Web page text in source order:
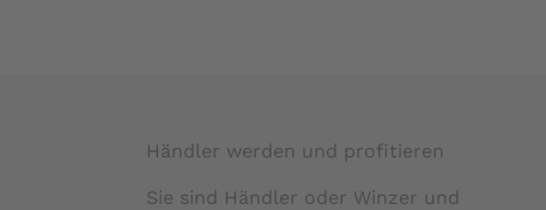
Händler werden und profitieren
Sie sind Händler oder Winzer und